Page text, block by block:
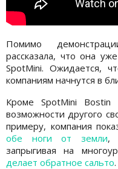
Помимо
рассказала, что она
SpotMini. Ожидается,
компаниям начнутся в
Кроме SpotMini Bostin
возможности другого
примеру, компания
обе ноги от земли,
запрыгивая на
делает обратное сальто.